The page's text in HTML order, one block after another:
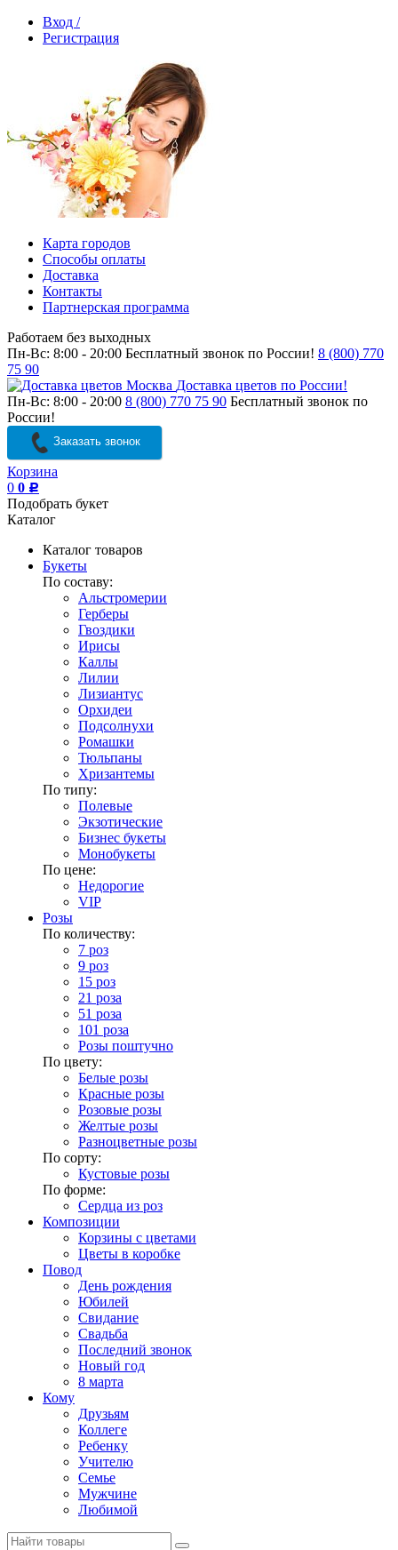
Вход /
Регистрация
Карта городов
Способы оплаты
Доставка
Контакты
Партнерская программа
Работаем без выходных
Пн-Вс: 8:00 - 20:00 Бесплатный звонок по России! 8 (800) 770
75 90
Доставка цветов по России!
Пн-Вс: 8:00 - 20:00 8 (800) 770 75 90 Бесплатный звонок по
России!
Заказать звонок
Корзина
0 0 Р
Подобрать букет
Каталог
Каталог товаров
Букеты
По составу:
Альстромерии
Герберы
Гвоздики
Ирисы
Каллы
Лилии
Лизиантус
Орхидеи
Подсолнухи
Ромашки
Тюльпаны
Хризантемы
По типу:
Полевые
Экзотические
Бизнес букеты
Монобукеты
По цене:
Недорогие
VIP
Розы
По количеству:
7 роз
9 роз
15 роз
21 роза
51 роза
101 роза
Розы поштучно
По цвету:
Белые розы
Красные розы
Розовые розы
Желтые розы
Разноцветные розы
По сорту:
Кустовые розы
По форме:
Сердца из роз
Композиции
Корзины с цветами
Цветы в коробке
Повод
День рождения
Юбилей
Свидание
Свадьба
Последний звонок
Новый год
8 марта
Кому
Друзьям
Коллеге
Ребенку
Учителю
Семье
Мужчине
Любимой